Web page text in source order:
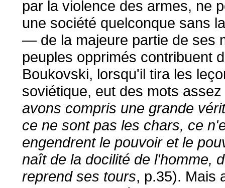
par la violence des armes, ne
une société quelconque sans
— de la majeure partie de ses
peuples opprimés contribuent
Boukovski, lorsqu'il tira les
soviétique, eut des mots
avons compris une grande
ce ne sont pas les chars, ce
engendrent le pouvoir et le
naît de la docilité de l'homme,
reprend ses tours, p.35). Mais